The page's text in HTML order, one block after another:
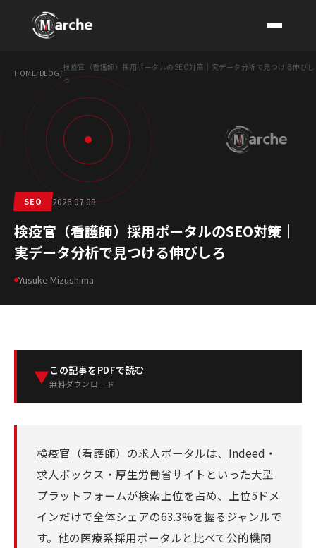
CONTACT
HOME/BLOG /
検疫官（看護師）採用ポータルのSEO対策｜実データ分析で見つける伸びし
ろ
SEO 2026.07.08
検疫官（看護師）採用ポータルのSEO対策｜
実データ分析で見つける伸びしろ
Yusuke Mizushima
▼この記事をPDFで読む
無料ダウンロード
検疫官（看護師）の求人ポータルは、Indeed・
求人ボックス・厚生労働省サイトといった大型
プラットフォームが検索上位を占め、上位5ドメ
インだけで全体シェアの63.3%を握るジャンルで
す。他の医療系採用ポータルと比べて公的機関